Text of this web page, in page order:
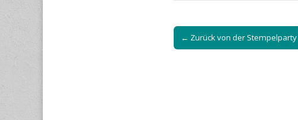
Post
navigation
← Zurück von der Stempelparty